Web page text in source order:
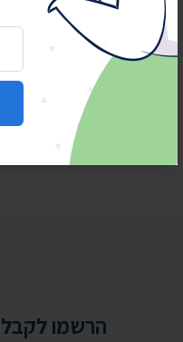
הוועדה לחיוב
פעמיים בשנה וחצי
בית המשפט:
הפרות סדר וחסימת
הרשמו